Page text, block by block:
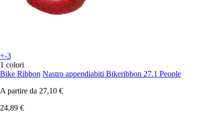
+-3
1 colori
Bike Ribbon Nastro appendiabiti Bikeribbon 27.1 People
A partire da 27,10 €
24,89 €